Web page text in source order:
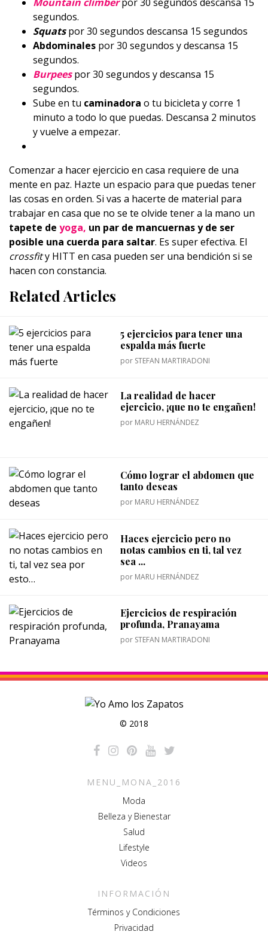
segundos.
Squatspor 30 segundos descansa 15 segundos
Abdominales por 30 segundos y descansa 15
segundos.
Burpees por 30 segundos y descansa 15
segundos.
Sube en tu caminadora o tu bicicleta y corre 1
minuto a todo lo que puedas. Descansa 2 minutos
y vuelve a empezar.
Comenzar a hacer ejercicio en casa requiere de una
mente en paz. Hazte un espacio para que puedas tener
las cosas en orden. Si vas a hacerte de material para
trabajar en casa que no se te olvide tener a la mano un
tapete de yoga, un par de mancuernas y de ser
posible una cuerda para saltar. Es super efectiva. El
crossfity HITT en casa pueden ser una bendición si se
hacen con constancia.
Related Articles
5 ejercicios para tener una
espalda más fuerte
por STEFAN MARTIRADONI
La realidad de hacer
ejercicio, ¡que no te engañen!
por MARU HERNÁNDEZ
Cómo lograr el abdomen que
tanto deseas
por MARU HERNÁNDEZ
Haces ejercicio pero no
notas cambios en ti, tal vez
sea ...
por MARU HERNÁNDEZ
Ejercicios de respiración
profunda, Pranayama
por STEFAN MARTIRADONI
© 2018
MENU_MONA_2016
Moda
Belleza y Bienestar
Salud
Lifestyle
Videos
INFORMACIÓN
Términos y Condiciones
Privacidad